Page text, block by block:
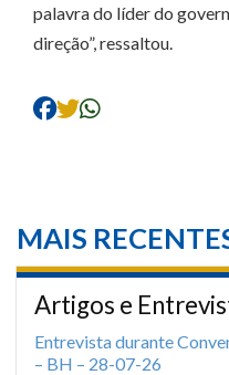
palavra do líder do
direção”, ressaltou.
MAIS
Artigos e
Entrevista durante
– BH – 28-07-26